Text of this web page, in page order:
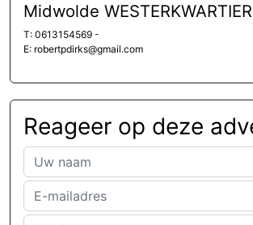
Midwolde WESTERKWARTIER
T: 0613154569 -
E: robertpdirks@gmail.com
Reageer op deze